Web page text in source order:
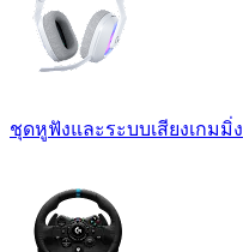
ชุดหูฟังและระบบเสียงเกมมิ่ง